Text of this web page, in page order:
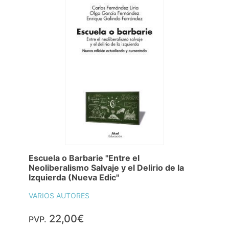
Escuela o Barbarie "Entre el
Neoliberalismo Salvaje y el Delirio de la
Izquierda (Nueva Edic"
VARIOS AUTORES
PVP. 22,00€